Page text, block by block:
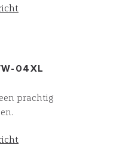
gaan
04XL
prachtig